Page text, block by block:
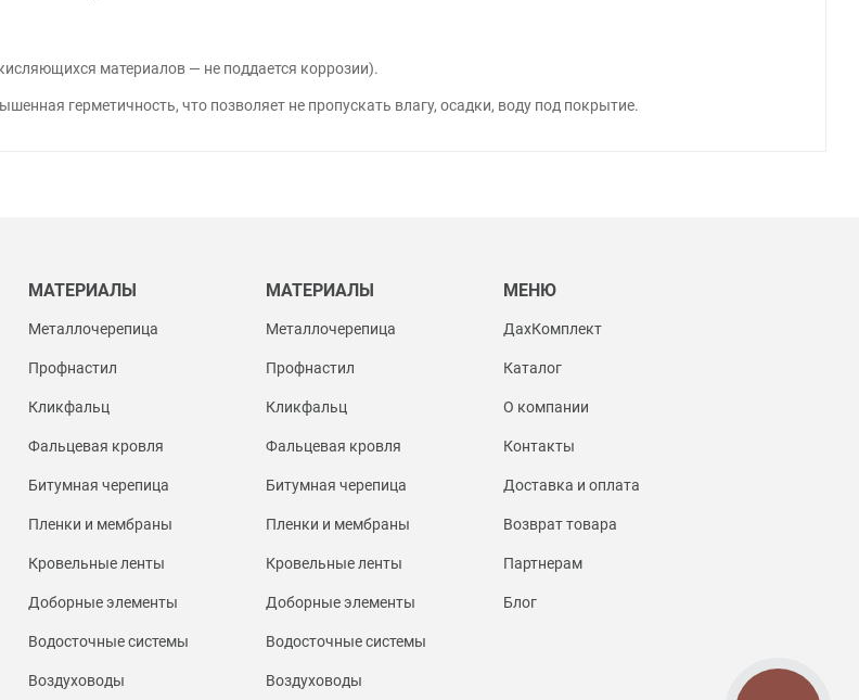
материалов — не поддается коррозии).
герметичность, что позволяет не пропускать влагу, осадки, воду под покрытие.
МАТЕРИАЛЫ
Металлочерепица
Профнастил
Кликфальц
Фальцевая кровля
Битумная черепица
Пленки и мембраны
Кровельные ленты
Доборные элементы
Водосточные системы
Воздуховоды
МАТЕРИАЛЫ
Металлочерепица
Профнастил
Кликфальц
Фальцевая кровля
Битумная черепица
Пленки и мембраны
Кровельные ленты
Доборные элементы
Водосточные системы
Воздуховоды
МЕНЮ
ДахКомплект
Каталог
О компании
Контакты
Доставка и оплата
Возврат товара
Партнерам
Блог